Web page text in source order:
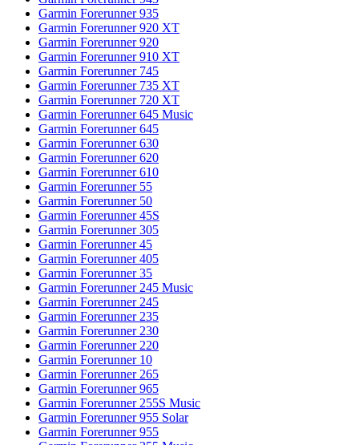
Garmin Forerunner 935
Garmin Forerunner 920 XT
Garmin Forerunner 920
Garmin Forerunner 910 XT
Garmin Forerunner 745
Garmin Forerunner 735 XT
Garmin Forerunner 720 XT
Garmin Forerunner 645 Music
Garmin Forerunner 645
Garmin Forerunner 630
Garmin Forerunner 620
Garmin Forerunner 610
Garmin Forerunner 55
Garmin Forerunner 50
Garmin Forerunner 45S
Garmin Forerunner 305
Garmin Forerunner 45
Garmin Forerunner 405
Garmin Forerunner 35
Garmin Forerunner 245 Music
Garmin Forerunner 245
Garmin Forerunner 235
Garmin Forerunner 230
Garmin Forerunner 220
Garmin Forerunner 10
Garmin Forerunner 265
Garmin Forerunner 965
Garmin Forerunner 255S Music
Garmin Forerunner 955 Solar
Garmin Forerunner 955